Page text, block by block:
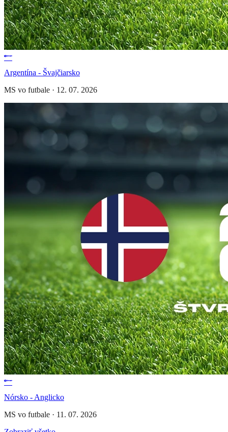
Argentína - Švajčiarsko
MS vo futbale · 12. 07. 2026
Nórsko - Anglicko
MS vo futbale · 11. 07. 2026